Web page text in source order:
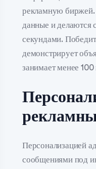
рекламную биржей.
данные и делаются
секундами.
демонстрирует
занимает менее
Персонализацией
сообщениями под